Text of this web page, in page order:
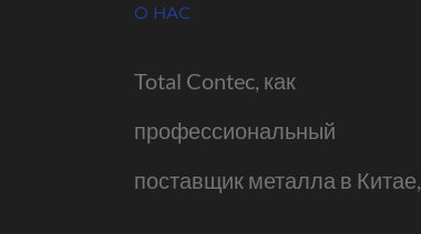
О НАС
Total Contec, как
профессиональный
поставщик металла в Китае,